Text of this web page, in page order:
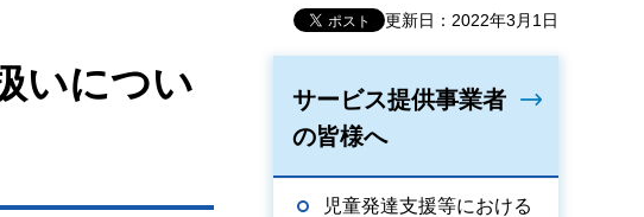
更新日：2022年3月1日
いについ
サービス提供事業者
の皆様へ
児童発達支援等における